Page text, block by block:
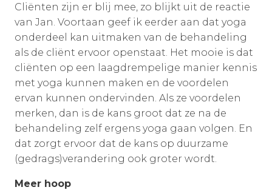
Cliënten zijn er blij mee, zo blijkt uit de reactie
van Jan. Voortaan geef ik eerder aan dat yoga
onderdeel kan uitmaken van de behandeling
als de cliënt ervoor openstaat. Het mooie is dat
cliënten op een laagdrempelige manier kennis
met yoga kunnen maken en de voordelen
ervan kunnen ondervinden. Als ze voordelen
merken, dan is de kans groot dat ze na de
behandeling zelf ergens yoga gaan volgen. En
dat zorgt ervoor dat de kans op duurzame
(gedrags)verandering ook groter wordt.
Meer hoop